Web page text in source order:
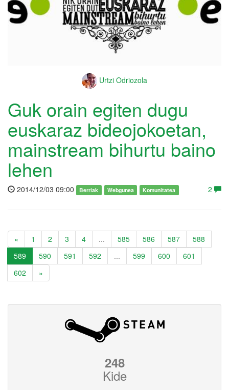
Urtzi Odriozola
Guk orain egiten dugu
euskaraz bideojokoetan,
mainstream bihurtu baino
lehen
2014/12/03 09:00 Berriak Webgunea Komunitatea 2
« 1 2 3 4 ... 585 586 587
588
589
590 591 592 ... 599 600
601
602
»
248
Kide